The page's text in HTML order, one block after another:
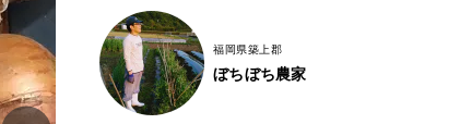
福岡県築上郡
ぼちぼち農家